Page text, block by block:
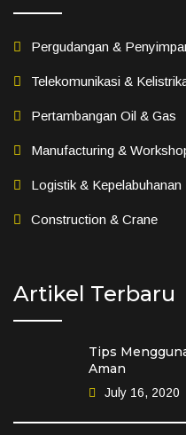
Pergudangan &
Telekomunikasi &
Pertambangan Oil & Gas
Manufacturing &
Logistik & Kepelabuhanan
Construction & Crane
Artikel Terbaru
Tips
Aman
July 16, 2020